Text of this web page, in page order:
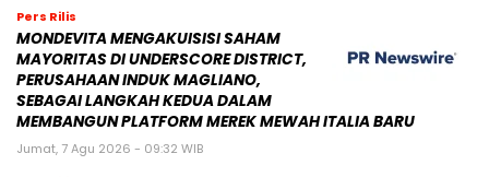
Pers Rilis
MONDEVITA MENGAKUISISI SAHAM
MAYORITAS DI UNDERSCORE DISTRICT,
PERUSAHAAN INDUK MAGLIANO,
SEBAGAI LANGKAH KEDUA DALAM
MEMBANGUN PLATFORM MEREK MEWAH ITALIA BARU
Jumat, 7 Agu 2026 - 09:32 WIB